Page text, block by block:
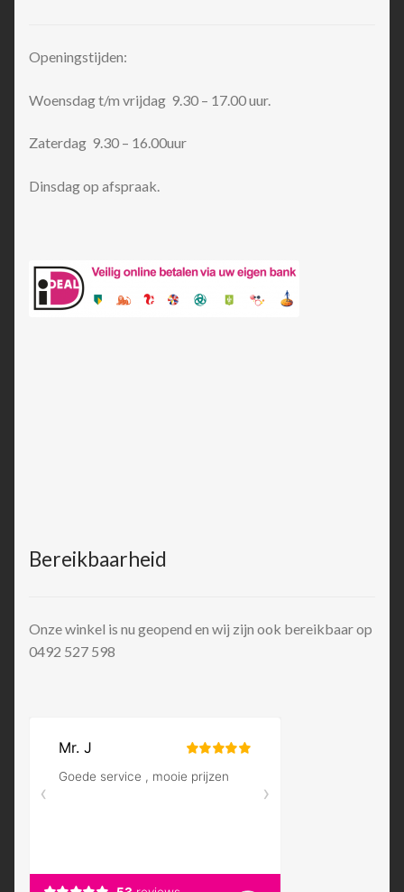
Openingstijden:
Woensdag t/m vrijdag 9.30 – 17.00 uur.
Zaterdag 9.30 – 16.00uur
Dinsdag op afspraak.
Bereikbaarheid
Onze winkel is nu geopend en wij zijn ook bereikbaar op
0492 527 598